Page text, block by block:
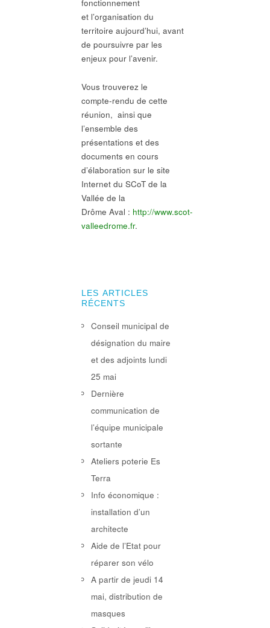
fonctionnement
et l’organisation du
territoire aujourd’hui, avant
de poursuivre par les
enjeux pour l’avenir.
Vous trouverez le
compte-rendu de cette
réunion, ainsi que
l’ensemble des
présentations et des
documents en cours
d’élaboration sur le site
Internet du SCoT de la
Vallée de la
Drôme Aval : http://www.scot-
valleedrome.fr.
LES ARTICLES
RÉCENTS
Conseil municipal de
désignation du maire
et des adjoints lundi
25 mai
Dernière
communication de
l’équipe municipale
sortante
Ateliers poterie Es
Terra
Info économique :
installation d’un
architecte
Aide de l’Etat pour
réparer son vélo
A partir de jeudi 14
mai, distribution de
masques